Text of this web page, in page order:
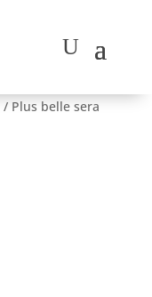
/ Plus belle sera